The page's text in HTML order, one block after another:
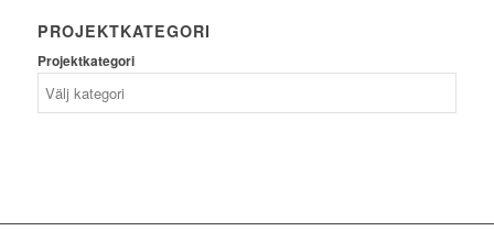
PROJEKTKATEGORI
Projektkategori